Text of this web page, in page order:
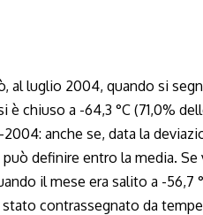
al luglio 2004, quando si
è chiuso a -64,3 °C (71,0%
anche se, data la
definire entro la media.
il mese era salito a -56,7
contrassegnato da